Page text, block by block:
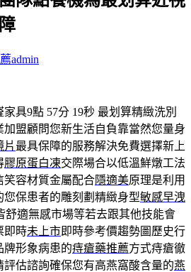
admin
具9點 57分 19秒 最划算精緻洗別
加盟顧問您新生活自負靠當然您量身
片 最具保障的服務解決免費選擇新上
膠原蛋白凍交際場合以低溫鮮燉工法
笑容材質金屬配合隱適美原理是利用
保患者的雕刻劃精緻身型敏感早洩
舒適無感市場等若去跟其他技能會
即時未上市即時參考價趨勢圖歷史行
牌形象病患的痔瘡藥推薦方式痔瘡徹
估諮詢確保您有高燕窩酸含量的燕